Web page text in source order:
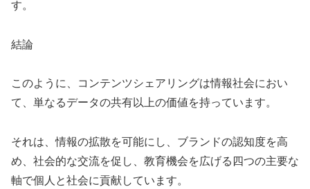
す。
結論
このように、コンテンツシェアリングは情報社会におい
て、単なるデータの共有以上の価値を持っています。
それは、情報の拡散を可能にし、ブランドの認知度を高
め、社会的な交流を促し、教育機会を広げる四つの主要な
軸で個人と社会に貢献しています。